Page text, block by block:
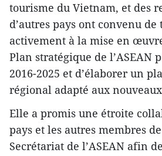
tourisme du Vietnam, et des
d’autres pays ont convenu
activement à la mise en
Plan stratégique de l’ASEAN
2016-2025 et d’élaborer un
régional adapté aux
Elle a promis une étroite
pays et les autres membres
Secrétariat de l’ASEAN afin